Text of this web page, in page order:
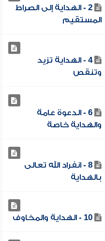
2 - الهداية إلى الصراط
المستقيم
4 - الهداية تزيد
وتنقص
6 - الدعوة عامة
والهداية خاصة
8 - انفراد الله تعالى
بالهداية
10 - الهداية والمخاوف